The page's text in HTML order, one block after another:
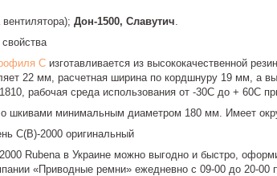
Дон-1500, Славутич
C изготавливается из высококачественной
22 мм, расчетная ширина по кордшнуру 19 мм, а
рабочая среда использования от -30С до + 60С
шкивами минимальным диаметром 180 мм. Имеет
C(B)-2000 оригинальный
Rubena в Украине можно выгодно и быстро,
«Приводные ремни» ежедневно с 09-00 до 20-00